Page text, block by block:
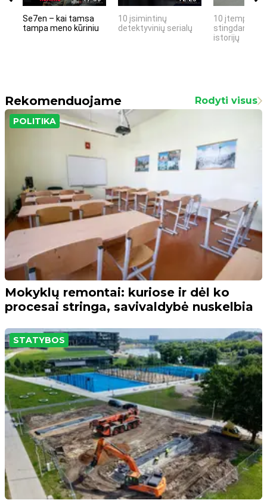
Se7en – kai tamsa
tampa meno kūriniu
10 įsimintinų
detektyvinių serialų
10 įtemptų,
stingdančių
istorijų
Rekomenduojame Rodyti visus
POLITIKA
Mokyklų remontai: kuriose ir dėl ko
procesai stringa, savivaldybė nuskelbia
STATYBOS